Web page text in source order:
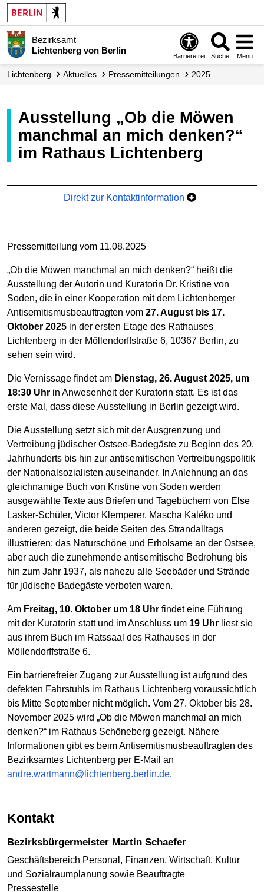
Bezirksamt
Lichtenberg von Berlin
Barrierefrei Suche Menü
Lichtenberg Aktuelles Presse­mitteilungen 2025
Ausstellung „Ob die Möwen
manchmal an mich denken?“
im Rathaus Lichtenberg
Direkt zur Kontaktinformation
Pressemitteilung vom 11.08.2025
„Ob die Möwen manchmal an mich denken?“ heißt die
Ausstellung der Autorin und Kuratorin Dr. Kristine von
Soden, die in einer Kooperation mit dem Lichtenberger
Antisemitismusbeauftragten vom 27. August bis 17.
Oktober 2025 in der ersten Etage des Rathauses
Lichtenberg in der Möllendorffstraße 6, 10367 Berlin, zu
sehen sein wird.
Die Vernissage findet am Dienstag, 26. August 2025, um
18:30 Uhr in Anwesenheit der Kuratorin statt. Es ist das
erste Mal, dass diese Ausstellung in Berlin gezeigt wird.
Die Ausstellung setzt sich mit der Ausgrenzung und
Vertreibung jüdischer Ostsee-Badegäste zu Beginn des 20.
Jahrhunderts bis hin zur antisemitischen Vertreibungspolitik
der Nationalsozialisten auseinander. In Anlehnung an das
gleichnamige Buch von Kristine von Soden werden
ausgewählte Texte aus Briefen und Tagebüchern von Else
Lasker-Schüler, Victor Klemperer, Mascha Kaléko und
anderen gezeigt, die beide Seiten des Strandalltags
illustrieren: das Naturschöne und Erholsame an der Ostsee,
aber auch die zunehmende antisemitische Bedrohung bis
hin zum Jahr 1937, als nahezu alle Seebäder und Strände
für jüdische Badegäste verboten waren.
Am Freitag, 10. Oktober um 18 Uhr findet eine Führung
mit der Kuratorin statt und im Anschluss um 19 Uhr liest sie
aus ihrem Buch im Ratssaal des Rathauses in der
Möllendorffstraße 6.
Ein barrierefreier Zugang zur Ausstellung ist aufgrund des
defekten Fahrstuhls im Rathaus Lichtenberg voraussichtlich
bis Mitte September nicht möglich. Vom 27. Oktober bis 28.
November 2025 wird „Ob die Möwen manchmal an mich
denken?“ im Rathaus Schöneberg gezeigt. Nähere
Informationen gibt es beim Antisemitismusbeauftragten des
Bezirksamtes Lichtenberg per E-Mail an
andre.wartmann@lichtenberg.berlin.de.
Kontakt
Bezirksbürgermeister Martin Schaefer
Geschäftsbereich Personal, Finanzen, Wirtschaft, Kultur
und Sozialraumplanung sowie Beauftragte
Pressestelle